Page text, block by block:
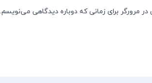
مرورگر برای زمانی که دوباره دیدگاهی می‌نویسم.